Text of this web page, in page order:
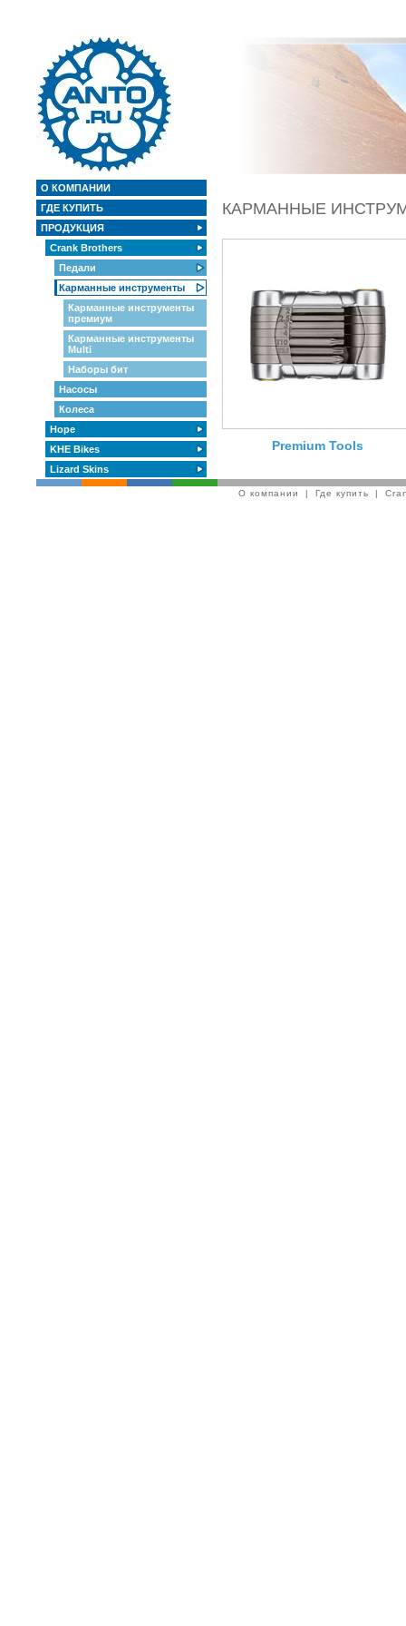
О КОМПАНИИ
ГДЕ КУПИТЬ
ПРОДУКЦИЯ
Crank Brothers
Педали
Карманные инструменты
Карманные инструменты
премиум
Карманные инструменты
Multi
Наборы бит
Насосы
Колеса
Hope
KHE Bikes
Lizard Skins
КАРМАННЫЕ
Premium Tools
О компании | Где купить |